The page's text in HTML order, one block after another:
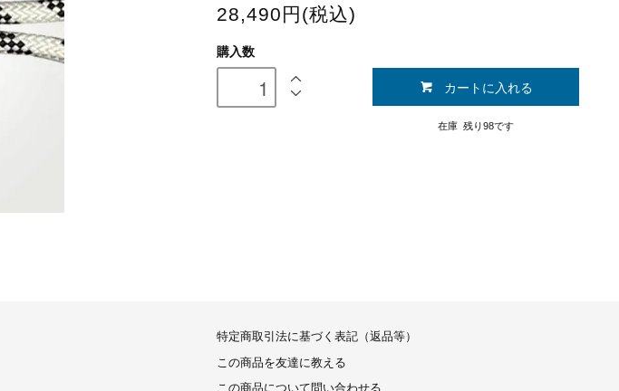
28,490円(税込)
購入数
カートに入れる
在庫 残り98です
特定商取引法に基づく表記（返品等）
この商品を友達に教える
この商品について問い合わせる